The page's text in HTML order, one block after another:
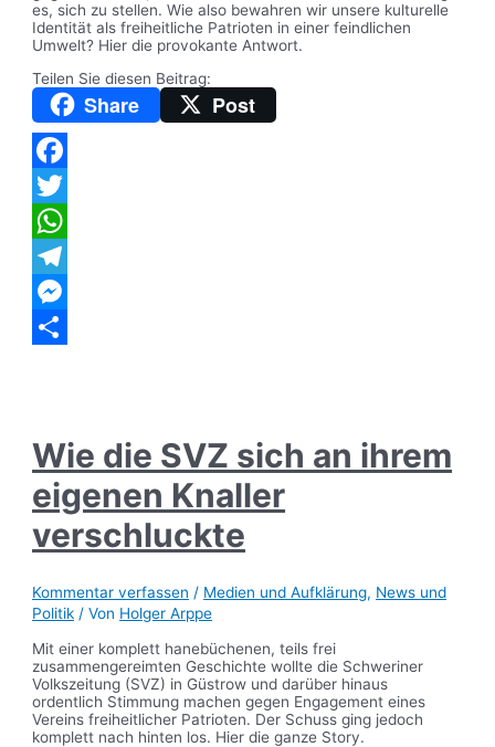
es, sich zu stellen. Wie also bewahren wir unsere kulturelle
Identität als freiheitliche Patrioten in einer feindlichen
Umwelt? Hier die provokante Antwort.
Teilen Sie diesen Beitrag:
Share Post
Facebook
Twitter
WhatsApp
Telegram
Messenger
Wie die SVZ sich an ihrem
eigenen Knaller
verschluckte
Kommentar verfassen / Medien und Aufklärung, News und
Politik / Von Holger Arppe
Mit einer komplett hanebüchenen, teils frei
zusammengereimten Geschichte wollte die Schweriner
Volkszeitung (SVZ) in Güstrow und darüber hinaus
ordentlich Stimmung machen gegen Engagement eines
Vereins freiheitlicher Patrioten. Der Schuss ging jedoch
komplett nach hinten los. Hier die ganze Story.